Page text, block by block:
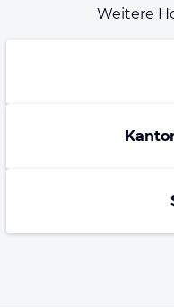
Weitere